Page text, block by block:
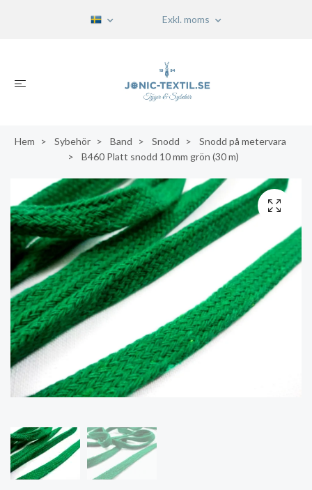
Exkl. moms
Hem Sybehör Band Snodd
Snodd på metervara
B460 Platt snodd 10 mm grön (30 m)